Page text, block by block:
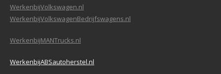
WerkenbijVolkswagen.nl
WerkenbijVolkswagenBedrijfswagens.nl
WerkenbijMANTrucks.nl
WerkenbijABSautoherstel.nl